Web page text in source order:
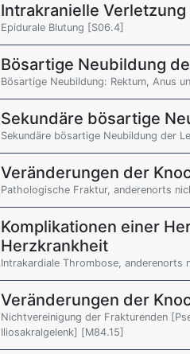
Intrakranielle Verletzung
Epidurale Blutung [S06.4]
Bösartige Neubildung
Bösartige Neubildung: Rektum, Anus
Sekundäre bösartige
Sekundäre bösartige Neubildung der
Veränderungen der
Pathologische Fraktur, anderenorts
Komplikationen einer
Herzkrankheit
Intrakardiale Thrombose, anderenorts
Veränderungen der
Nichtvereinigung der Frakturenden
Iliosakralgelenk] [M84.15]